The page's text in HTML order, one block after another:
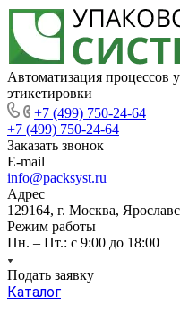
Автоматизация процессов
этикетировки
+7 (499) 750-24-64
+7 (499) 750-24-64
Заказать звонок
E-mail
info@packsyst.ru
Адрес
129164, г. Москва,
Режим работы
Пн. – Пт.: с 9:00 до 18:00
Подать заявку
Каталог